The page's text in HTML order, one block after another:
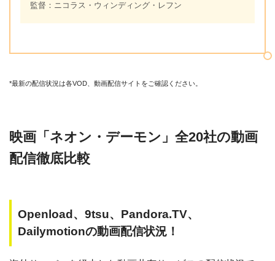
監督：ニコラス・ウィンディング・レフン
*最新の配信状況は各VOD、動画配信サイトをご確認ください。
映画「ネオン・デーモン」全20社の動画
配信徹底比較
Openload、9tsu、Pandora.TV、
Dailymotionの動画配信状況！